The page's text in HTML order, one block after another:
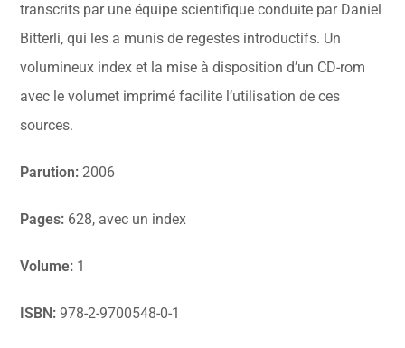
transcrits par une équipe scientifique conduite par Daniel
Bitterli, qui les a munis de regestes introductifs. Un
volumineux index et la mise à disposition d’un CD-rom
avec le volumet imprimé facilite l’utilisation de ces
sources.
Parution: 2006
Pages: 628, avec un index
Volume: 1
ISBN: 978-2-9700548-0-1